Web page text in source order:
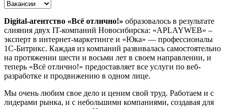
Digital-агентство «Всё отлично!» образовалось в результате
слияния двух IT-компаний Новосибирска: «APLAYWEB» –
эксперт в интернет-маркетинге и «Юка» — профессионалы
1С-Битрикс. Каждая из компаний развивалась самостоятельно
на протяжении шести и восьми лет в своем направлении, и
теперь «Всё отлично!» предоставляет все услуги по веб-
разработке и продвижению в одном лице.
Мы очень любим свое дело и ценим свой труд. Работаем и с
лидерами рынка, и с небольшими компаниями, создавая для